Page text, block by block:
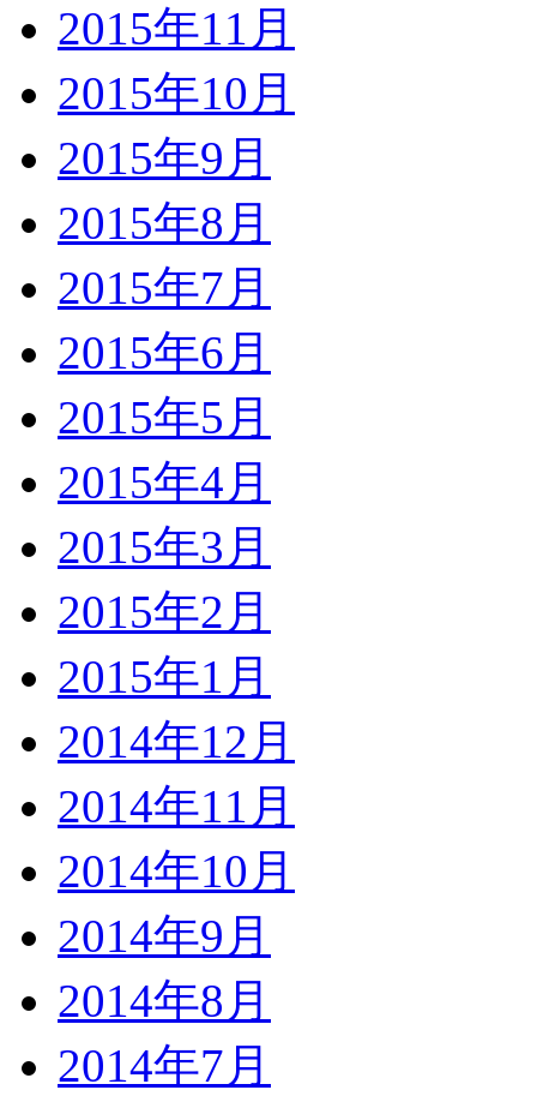
2015年11月
2015年10月
2015年9月
2015年8月
2015年7月
2015年6月
2015年5月
2015年4月
2015年3月
2015年2月
2015年1月
2014年12月
2014年11月
2014年10月
2014年9月
2014年8月
2014年7月